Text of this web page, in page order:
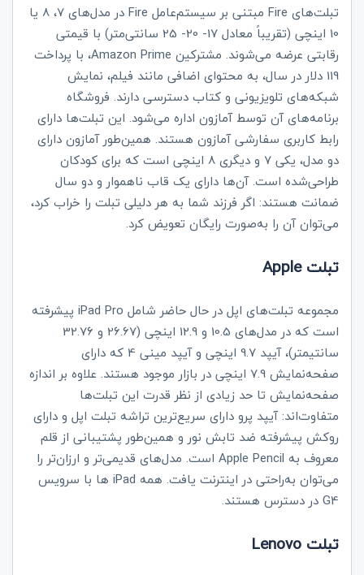
تبلت‌های Fire مبتنی بر سیستم‌عامل Fire
در مدل‌های 7، 8 یا
10 اینچی (تقریباً معادل 17- 20- 25 سانتی‌متر) با قیمتی
رقابتی عرضه می‌شوند. مشترکین Amazon Prime، با پرداخت
119 دلار در سال، به محتوای اضافی مانند فیلم، نمایش
شبکه‌های تلویزیونی و کتاب دسترسی دارند. فروشگاه
برنامه‌های آن توسط آمازون اداره می‌شود. این تبلت‌ها دارای
رابط کاربری سفارشی آمازون هستند. همین‌طور آمازون دارای
دو مدل، یکی 7 و دیگری 8 اینچی است که برای کودکان
طراحی‌شده است. آن‌ها دارای یک قاب ناهموار و دو سال
ضمانت هستند: اگر فرزند شما به هر دلیلی تبلت را خراب کرد،
می‌توان آن را به‌صورت رایگان تعویض کرد.
Apple تبلت
مجموعه تبلت‌های اپل در حال حاضر شامل iPad Pro پیشرفته
است که در مدل‌های 10.5 و 12.9 اینچی (26.67 و 32.76
سانتیمتر)، آیپد 9.7 اینچی و آیپد مینی 4 که دارای
صفحه‌نمایش 7.9 اینچی در بازار موجود هستند. علاوه بر اندازه
صفحه‌نمایش تا حد زیادی از نظر قدرت این تبلت‌ها
متفاوت‌اند: آیپد پرو دارای سریع‌ترین تراشه تبلت اپل و دارای
روکش پیشرفته ضد تابش نور و همین‌طور پشتیبانی از قلم
معروف به Apple Pencil است. مدل‌های قدیمی‌تر و ارزان‌تر را
می‌توان به‌راحتی در اینترنت یافت. همه iPad ها با سرویس
4
Gدر دسترس هستند.
Lenovo تبلت